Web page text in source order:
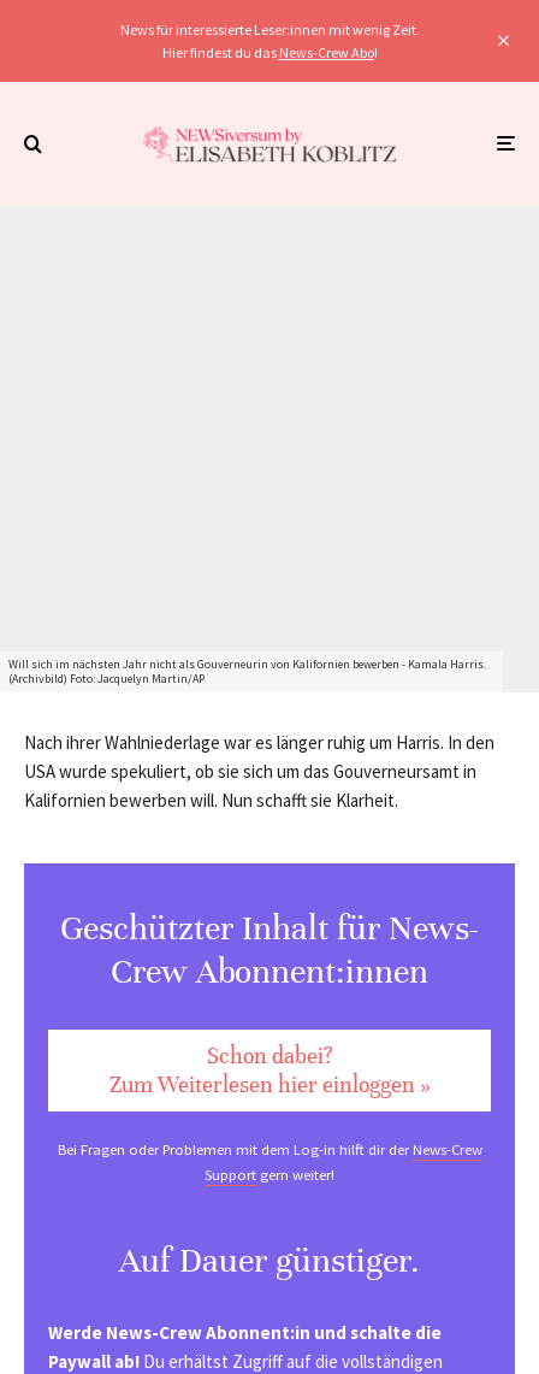
News für interessierte Leser:innen mit wenig Zeit.
Hier findest du das News-Crew Abo!
Will sich im nächsten Jahr nicht als Gouverneurin von Kalifornien bewerben - Kamala Harris.
(Archivbild) Foto: Jacquelyn Martin/AP
Nach ihrer Wahlniederlage war es länger ruhig um Harris. In den
USA wurde spekuliert, ob sie sich um das Gouverneursamt in
Kalifornien bewerben will. Nun schafft sie Klarheit.
Geschützter Inhalt für News-
Crew Abonnent:innen
Schon dabei?
Zum Weiterlesen hier einloggen »
Bei Fragen oder Problemen mit dem Log-in hilft dir derNews-Crew
Support gern weiter!
Auf Dauer günstiger.
Werde News-Crew Abonnent:in und schalte die
Paywall ab! Du erhältst Zugriff auf die vollständigen